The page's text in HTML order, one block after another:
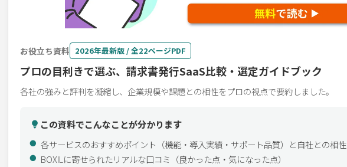
お役立ち資料 2026年最新版 / 全22ページPDF
プロの目利きで選ぶ、請求書発行SaaS比較・選定ガイドブック
各社の強みと評判を凝縮し、企業規模や課題との相性をプロの視点で要約しました。
この資料でこんなことが分かります
各サービスのおすすめポイント（機能・導入実績・サポート品質）と自社との相性
BOXILに寄せられたリアルな口コミ（良かった点・気になった点）